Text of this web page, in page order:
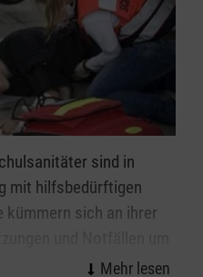
sind in
mit hilfsbedürftigen
kümmern sich an ihrer